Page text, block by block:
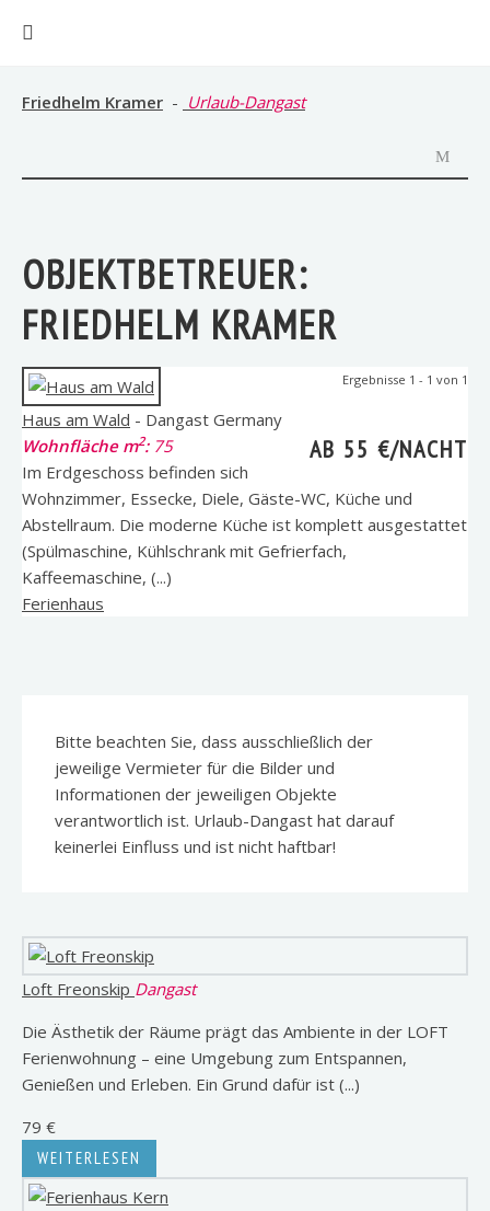
Friedhelm Kramer - Urlaub-Dangast
OBJEKTBETREUER:
FRIEDHELM KRAMER
Ergebnisse 1 - 1 von 1
AB 55 €/NACHT
Haus am Wald - Dangast Germany
Wohnfläche m2:75
Im Erdgeschoss befinden sich
Wohnzimmer, Essecke, Diele, Gäste-WC, Küche und
Abstellraum. Die moderne Küche ist komplett ausgestattet
(Spülmaschine, Kühlschrank mit Gefrierfach,
Kaffeemaschine, (...)
Ferienhaus
Bitte beachten Sie, dass ausschließlich der
jeweilige Vermieter für die Bilder und
Informationen der jeweiligen Objekte
verantwortlich ist. Urlaub-Dangast hat darauf
keinerlei Einfluss und ist nicht haftbar!
Loft Freonskip Dangast
Die Ästhetik der Räume prägt das Ambiente in der LOFT
Ferienwohnung – eine Umgebung zum Entspannen,
Genießen und Erleben. Ein Grund dafür ist (...)
79 €
WEITERLESEN